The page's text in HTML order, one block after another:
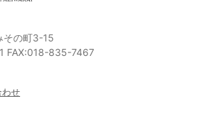
その町3-15
FAX:018-835-7467
わせ